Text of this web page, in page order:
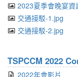
2023夏季會晚宴資
交通接駁-1.jpg
交通接駁-2.jpg
TSPCCM 2022
2022年會影片